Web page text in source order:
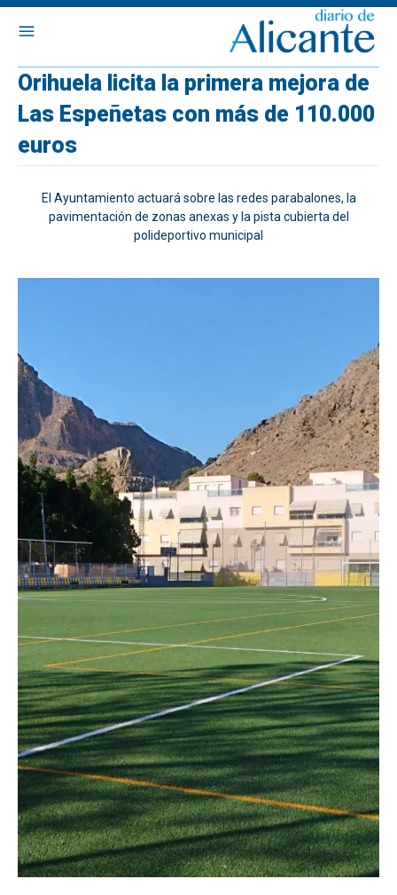
Orihuela licita la primera mejora de
Las Espeñetas con más de 110.000
euros
El Ayuntamiento actuará sobre las redes parabalones, la
pavimentación de zonas anexas y la pista cubierta del
polideportivo municipal